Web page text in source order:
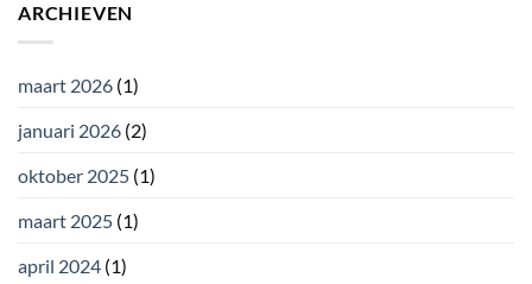
ARCHIEVEN
maart 2026 (1)
januari 2026 (2)
oktober 2025 (1)
maart 2025 (1)
april 2024 (1)